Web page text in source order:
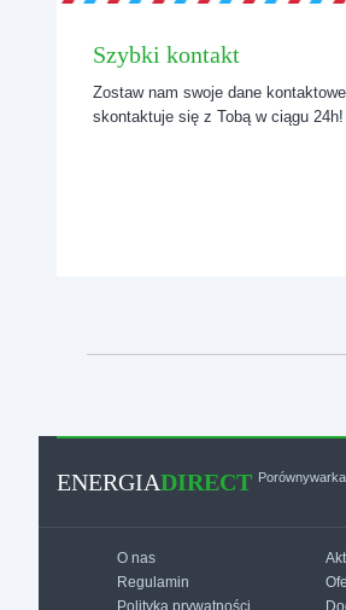
Szybki kontakt
Zostaw nam swoje dane
skontaktuje się z Tobą w ciągu 24h!
ENERGIADIRECT
O nas
Regulamin
Polityka prywatności